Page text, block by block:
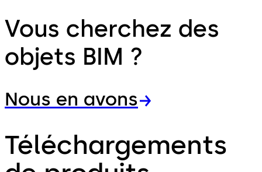
Vous cherchez des
objets BIM ?
Nous en avons
Téléchargements